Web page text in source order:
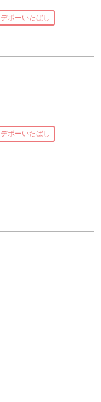
デポーいたばし
デポーいたばし